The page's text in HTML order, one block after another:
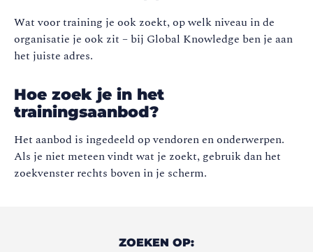
Wat voor training je ook zoekt, op welk niveau in de
organisatie je ook zit – bij Global Knowledge ben je aan
het juiste adres.
Hoe zoek je in het
trainingsaanbod?
Het aanbod is ingedeeld op vendoren en onderwerpen.
Als je niet meteen vindt wat je zoekt, gebruik dan het
zoekvenster rechts boven in je scherm.
ZOEKEN OP: